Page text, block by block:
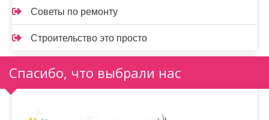
Советы по ремонту
Строительство это просто
Спасибо, что выбрали нас